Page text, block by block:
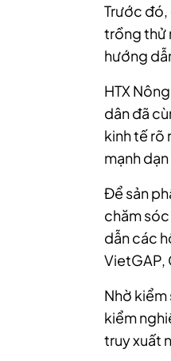
Trước đó,
trồng thử
hướng
HTX
dân đã
kinh tế rõ
mạnh
Để sản
chăm
dẫn các
VietGAP,
Nhờ
kiểm
truy xuất